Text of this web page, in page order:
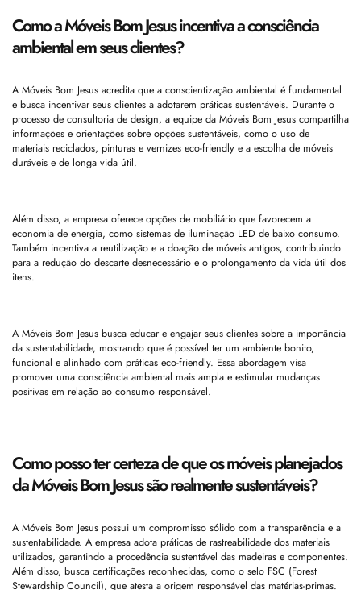
Como a Móveis Bom Jesus incentiva a consciência
ambiental em seus clientes?
A Móveis Bom Jesus acredita que a conscientização ambiental é fundamental
e busca incentivar seus clientes a adotarem práticas sustentáveis. Durante o
processo de consultoria de design, a equipe da Móveis Bom Jesus compartilha
informações e orientações sobre opções sustentáveis, como o uso de
materiais reciclados, pinturas e vernizes eco-friendly e a escolha de móveis
duráveis e de longa vida útil.
Além disso, a empresa oferece opções de mobiliário que favorecem a
economia de energia, como sistemas de iluminação LED de baixo consumo.
Também incentiva a reutilização e a doação de móveis antigos, contribuindo
para a redução do descarte desnecessário e o prolongamento da vida útil dos
itens.
A Móveis Bom Jesus busca educar e engajar seus clientes sobre a importância
da sustentabilidade, mostrando que é possível ter um ambiente bonito,
funcional e alinhado com práticas eco-friendly. Essa abordagem visa
promover uma consciência ambiental mais ampla e estimular mudanças
positivas em relação ao consumo responsável.
Como posso ter certeza de que os móveis planejados
da Móveis Bom Jesus são realmente sustentáveis?
A Móveis Bom Jesus possui um compromisso sólido com a transparência e a
sustentabilidade. A empresa adota práticas de rastreabilidade dos materiais
utilizados, garantindo a procedência sustentável das madeiras e componentes.
Além disso, busca certificações reconhecidas, como o selo FSC (Forest
Stewardship Council), que atesta a origem responsável das matérias-primas.